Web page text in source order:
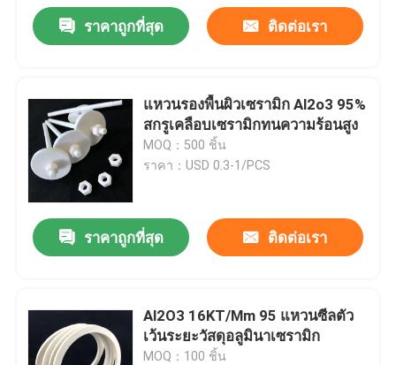
ราคาถูกที่สุด ติดต่อเรา
แหวนรองพื้นผิวเซรามิก Al2o3 95%
สกรูเคลือบเซรามิกทนความร้อนสูง
MOQ：500 ชิ้น
ราคา：USD 0.3-1/PCS
ราคาถูกที่สุด ติดต่อเรา
Al2O3 16KT/Mm 95 แหวนซีลตัว
เว้นระยะวัสดุอลูมินาเซรามิก
MOQ：100 ชิ้น